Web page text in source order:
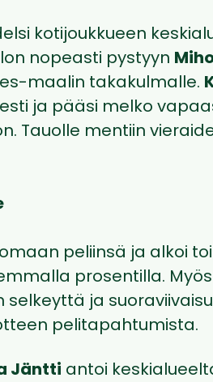
kotijoukkueen
nopeasti pystyyn
maalin takakulmalle.
ja pääsi melko
Tauolle mentiin
peliinsä ja alkoi
prosentilla. Myös
ja
pelitapahtumista.
Jäntti antoi